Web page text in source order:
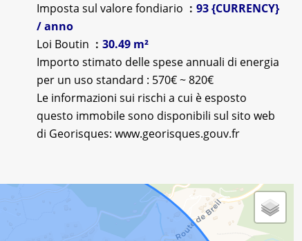
Imposta sul valore fondiario
93 {CURRENCY}
/ anno
Loi Boutin
30.49 m²
Importo stimato delle spese annuali di energia
per un uso standard : 570€ ~ 820€
Le informazioni sui rischi a cui è esposto
questo immobile sono disponibili sul sito web
di Georisques: www.georisques.gouv.fr